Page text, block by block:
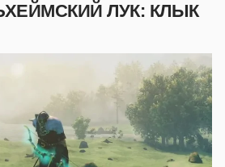
ЛУК: КЛЫК